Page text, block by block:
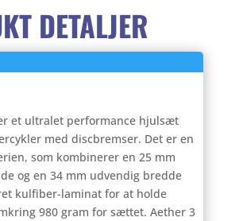
DETALJER
et ultralet performance hjulsæt
med discbremser. Det er en
som kombinerer en 25 mm
og en 34 mm udvendig bredde
kulfiber-laminat for at holde
980 gram for sættet. Aether 3